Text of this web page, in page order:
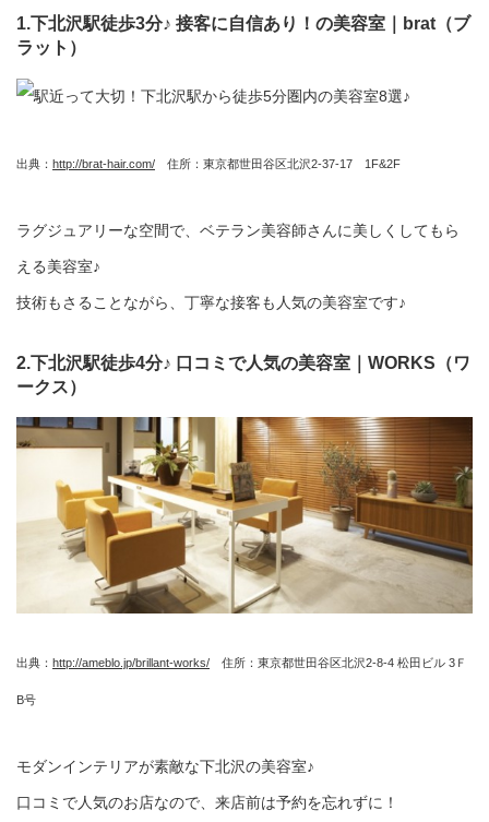
1.下北沢駅徒歩3分♪ 接客に自信あり！の美容室｜brat（ブ
ラット）
出典： http://brat-hair.com/ 住所：東京都世田谷区北沢2-37-17 1F&2F
ラグジュアリーな空間で、ベテラン美容師さんに美しくしてもら
える美容室♪
技術もさることながら、丁寧な接客も人気の美容室です♪
2.下北沢駅徒歩4分♪ 口コミで人気の美容室｜WORKS（ワ
ークス）
出典： http://ameblo.jp/brillant-works/ 住所：東京都世田谷区北沢2-8-4 松田ビル 3Ｆ
B号
モダンインテリアが素敵な下北沢の美容室♪
口コミで人気のお店なので、来店前は予約を忘れずに！